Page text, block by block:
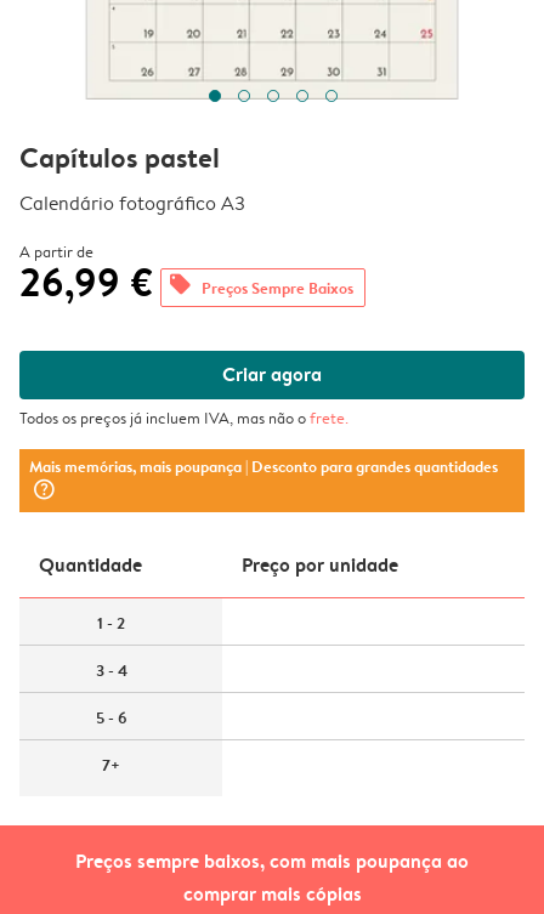
Preços sempre baixos, com mais poupança ao
comprar mais cópias
Capítulos pastel
Calendário fotográfico A3
A partir de
26,99 € offers Preços Sempre Baixos
Criar agora
Todos os preços já incluem IVA, mas não ofrete.
Mais memórias, mais poupança| Desconto para grandes quantidades
question_mark_circle
Quantidade Preço por unidade
1 - 2
3 - 4
5 - 6
7+